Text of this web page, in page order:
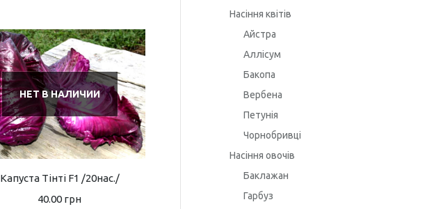
НЕТ В НАЛИЧИИ
Капуста Тінті F1 /20нас./
40.00 грн
Насіння квітів
Айстра
Аллісум
Бакопа
Вербена
Петунія
Чорнобривці
Насіння овочів
Баклажан
Гарбуз